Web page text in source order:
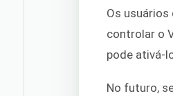
Os
controlar o
pode ativá-
No futuro,